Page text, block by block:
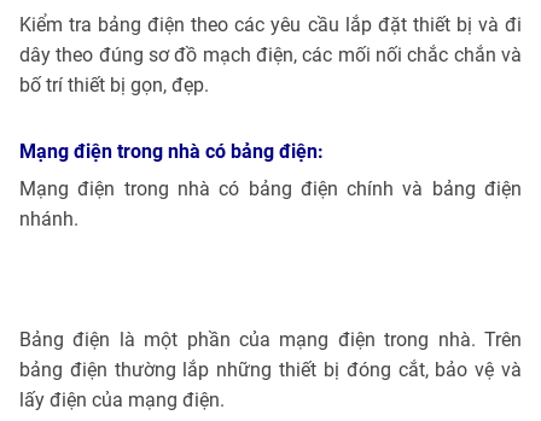
Kiểm tra bảng điện theo các yêu cầu lắp đặt thiết bị và đi
dây theo đúng sơ đồ mạch điện, các mối nối chắc chắn và
bố trí thiết bị gọn, đẹp.
Mạng điện trong nhà có bảng điện:
Mạng điện trong nhà có bảng điện chính và bảng điện
nhánh.
Bảng điện là một phần của mạng điện trong nhà. Trên
bảng điện thường lắp những thiết bị đóng cắt, bảo vệ và
lấy điện của mạng điện.